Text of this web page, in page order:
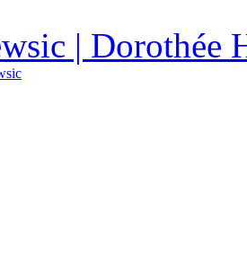
| Dorothée